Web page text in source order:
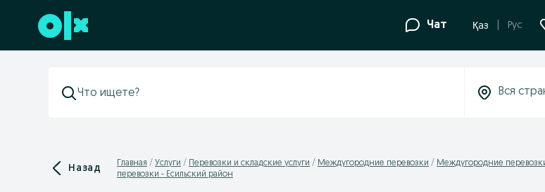
Перейти к нижнему колонтитулу Чат Қаз Рус
Назад Главная Услуги Перевозки и складские услуги Междугородние перевозки Междугородние
перевозки - Есильский район